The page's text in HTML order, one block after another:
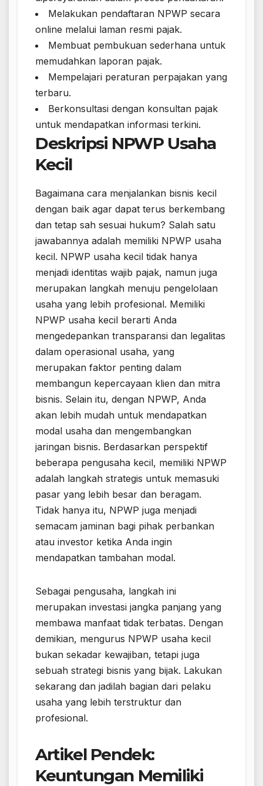
Melakukan pendaftaran NPWP secara
online melalui laman resmi pajak.
Membuat pembukuan sederhana untuk
memudahkan laporan pajak.
Mempelajari peraturan perpajakan yang
terbaru.
Berkonsultasi dengan konsultan pajak
untuk mendapatkan informasi terkini.
Deskripsi NPWP Usaha
Kecil
Bagaimana cara menjalankan bisnis kecil
dengan baik agar dapat terus berkembang
dan tetap sah sesuai hukum? Salah satu
jawabannya adalah memiliki NPWP usaha
kecil. NPWP usaha kecil tidak hanya
menjadi identitas wajib pajak, namun juga
merupakan langkah menuju pengelolaan
usaha yang lebih profesional. Memiliki
NPWP usaha kecil berarti Anda
mengedepankan transparansi dan legalitas
dalam operasional usaha, yang
merupakan faktor penting dalam
membangun kepercayaan klien dan mitra
bisnis. Selain itu, dengan NPWP, Anda
akan lebih mudah untuk mendapatkan
modal usaha dan mengembangkan
jaringan bisnis. Berdasarkan perspektif
beberapa pengusaha kecil, memiliki NPWP
adalah langkah strategis untuk memasuki
pasar yang lebih besar dan beragam.
Tidak hanya itu, NPWP juga menjadi
semacam jaminan bagi pihak perbankan
atau investor ketika Anda ingin
mendapatkan tambahan modal.
Sebagai pengusaha, langkah ini
merupakan investasi jangka panjang yang
membawa manfaat tidak terbatas. Dengan
demikian, mengurus NPWP usaha kecil
bukan sekadar kewajiban, tetapi juga
sebuah strategi bisnis yang bijak. Lakukan
sekarang dan jadilah bagian dari pelaku
usaha yang lebih terstruktur dan
profesional.
Artikel Pendek:
Keuntungan Memiliki